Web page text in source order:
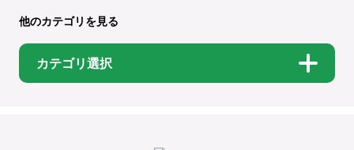
他のカテゴリを見る
カテゴリ選択